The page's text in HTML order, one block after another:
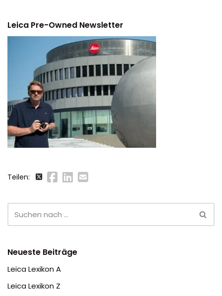
Leica Pre-Owned Newsletter
Teilen:
Neueste Beiträge
Leica Lexikon A
Leica Lexikon Z